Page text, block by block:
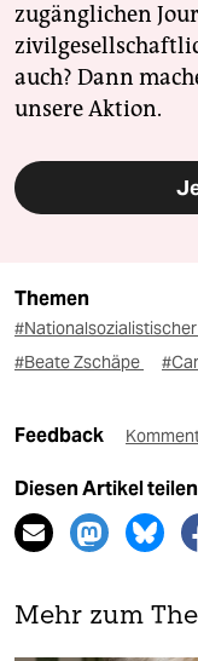
zugänglichen
auch? Dann
unsere Aktion.
Themen
#Beate Zschäpe
Feedback
Diesen Artikel teilen
Mehr zum